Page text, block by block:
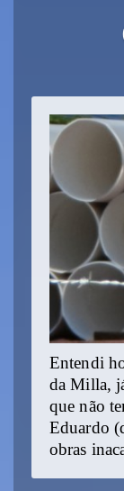
Entendi
da Milla,
que não
Eduardo
obras